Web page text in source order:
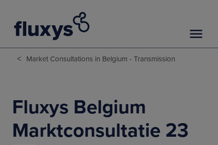
< Market Consultations in Belgium - Transmission
Fluxys Belgium
Marktconsultatie 23